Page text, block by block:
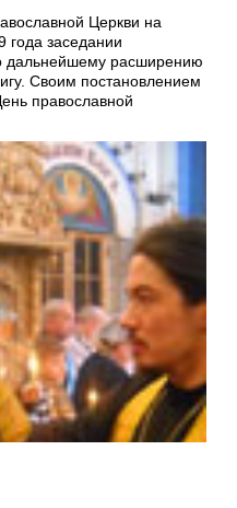
Церкви на
года заседании
дальнейшему расширению
Своим постановлением
православной